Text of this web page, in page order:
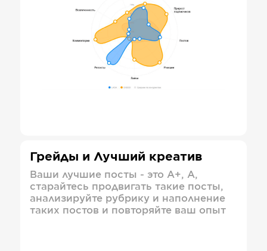
Грейды и Лучший креатив
Ваши лучшие посты - это А+, А,
старайтесь продвигать такие посты,
анализируйте рубрику и наполнение
таких постов и повторяйте ваш опыт